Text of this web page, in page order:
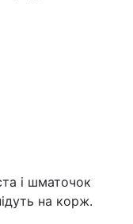
і шматочок
на корж.